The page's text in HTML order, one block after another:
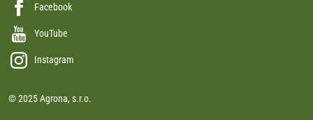
Facebook
YouTube
Instagram
© 2025 Agrona, s.r.o.